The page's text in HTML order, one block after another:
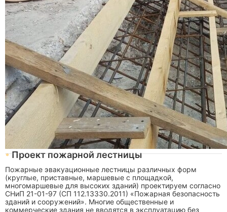
Проект пожарной лестницы
Пожарные эвакуационные лестницы различных форм
(круглые, приставные, маршевые с площадкой,
многомаршевые для высоких зданий) проектируем согласно
СНиП 21-01-97 (СП 112.13330.2011) «Пожарная безопасность
зданий и сооружений». Многие общественные и
коммерческие здания не вводятся в эксплуатацию без